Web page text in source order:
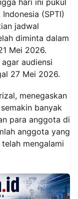
hari ini pukul
(SPTI)
jadwal
diminta dalam
Mei 2026.
audiensi
27 Mei 2026.
menegaskan
banyak
para anggota di
anggota yang
mengalami